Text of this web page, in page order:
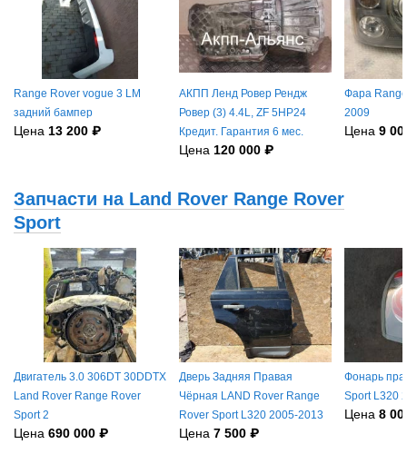
Range Rover vogue 3 LM
задний бампер
Цена 13 200 ₽
АКПП Ленд Ровер Рендж
Ровер (3) 4.4L, ZF 5HP24
Кредит. Гарантия 6 мес.
Цена 120 000 ₽
Фара
2009
Цена 9
Запчасти на Land Rover Range Rover
Sport
Двигатель 3.0 306DT 30DDTX
Land Rover Range Rover
Sport 2
Цена 690 000 ₽
Дверь Задняя Правая
Чёрная LAND Rover Range
Rover Sport L320 2005-2013
Цена 7 500 ₽
Фонарь
Sport L320
Цена 8